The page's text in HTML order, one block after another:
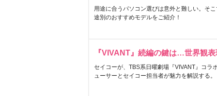
用途に合うパソコン選びは意外と難しい。そ
途別のおすすめモデルをご紹介！
『VIVANT』続編の鍵は…世界観
セイコーが、TBS系日曜劇場『VIVANT』コラ
ューサーとセイコー担当者が魅力を解説する。